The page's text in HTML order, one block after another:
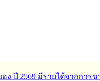
ง ปี 2569 มีรายได้จากการ